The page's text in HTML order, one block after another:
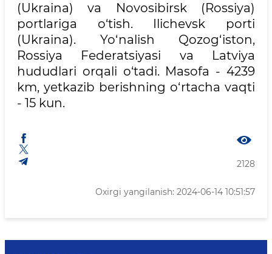
(Ukraina) va Novosibirsk (Rossiya)
portlariga o‘tish. Ilichevsk porti
(Ukraina). Yo‘nalish Qozog‘iston,
Rossiya Federatsiyasi va Latviya
hududlari orqali o‘tadi. Masofa - 4239
km, yetkazib berishning o‘rtacha vaqti
- 15 kun.
2128
Oxirgi yangilanish: 2024-06-14 10:51:57